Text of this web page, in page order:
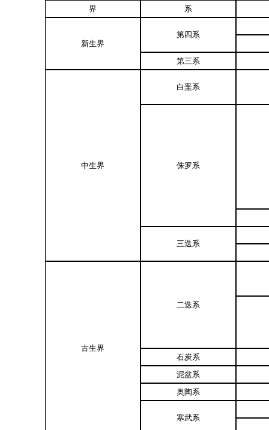
界 系
新生界
第四系
第三系
中生界
白垩系
侏罗系
三迭系
古生界
二迭系
石炭系
泥盆系
奥陶系
寒武系